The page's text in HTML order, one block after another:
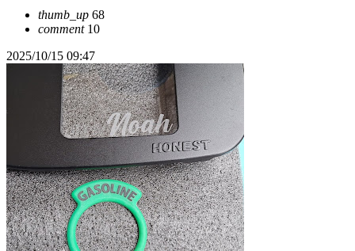
thumb_up 68
comment10
2025/10/15 09:47